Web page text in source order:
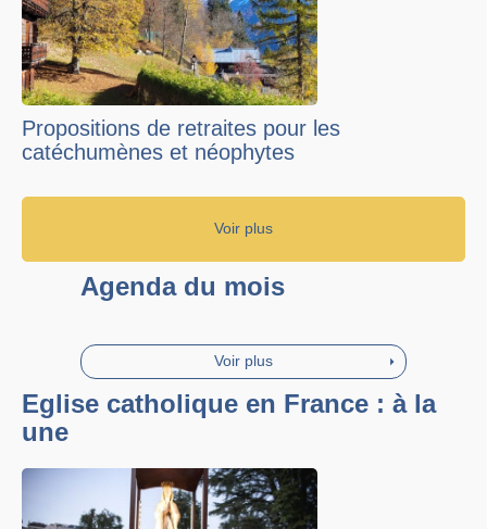
Propositions de retraites pour les
catéchumènes et néophytes
Voir plus
Agenda du mois
Voir plus
Eglise catholique en France : à la
une